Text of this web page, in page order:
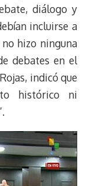
diálogo y
incluirse a
hizo ninguna
debates en el
indicó que
histórico ni